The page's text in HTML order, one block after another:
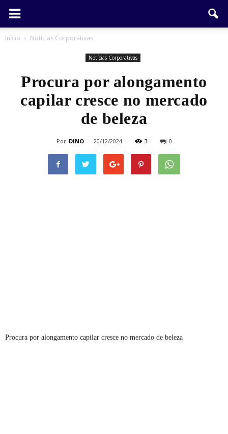
Início Notícias Corporativas
Notícias Corporativas
Procura por alongamento
capilar cresce no mercado
de beleza
Por DINO - 20/12/2024 3 0
Procura por alongamento capilar cresce no mercado de beleza